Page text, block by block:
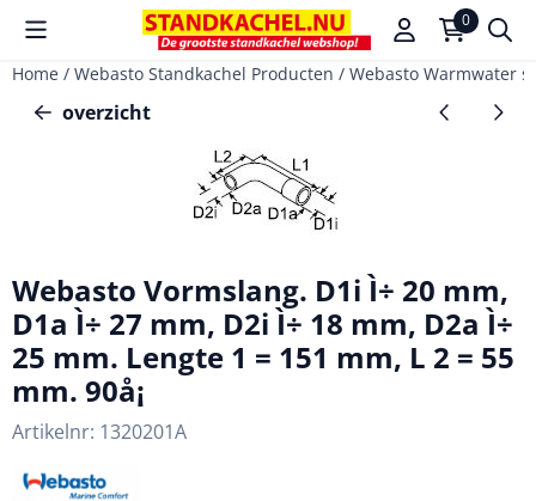
Cookievoorkeuren zijn beschikbaar. Kies instellingen of sta
0
Home / Webasto Standkachel Producten / Webasto Warmwater
overzicht
Webasto Vormslang. D1i Ì÷ 20 mm,
D1a Ì÷ 27 mm, D2i Ì÷ 18 mm, D2a Ì÷
25 mm. Lengte 1 = 151 mm, L 2 = 55
mm. 90å¡
Artikelnr: 1320201A